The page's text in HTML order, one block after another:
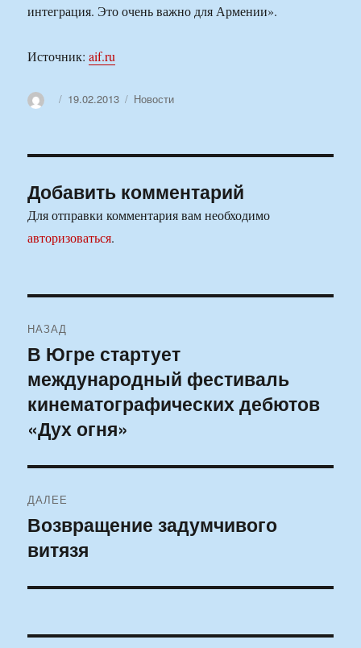
интеграция. Это очень важно для Армении».
Источник:aif.ru
АвторОпубликовано
19.02.2013 Рубрики
Новости
Добавить комментарий
Для отправки комментария вам необходимо
авторизоваться.
по
записям
НАЗАД
Предыдущая
запись:
В Югре стартует
международный фестиваль
кинематографических дебютов
«Дух огня»
ДАЛЕЕ
Следующая
запись:
Возвращение задумчивого
витязя